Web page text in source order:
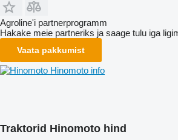
Agroline'i partnerprogramm
Hakake meie partneriks ja saage tulu iga
Vaata pakkumist
Hinomoto info
Traktorid Hinomoto hind